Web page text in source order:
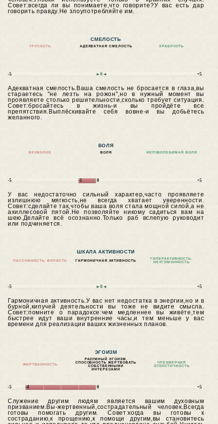
Совет:всегда ли вы понимаете,что говорите?У вас есть дар
говорить правду.Не злоупотребляйте им.
СМЕЛОСТЬ
ТРУСОСТЬ АДЕКВАТНАЯ СМЕЛОСТЬ ХРАБРОСТЬ
-5 ►0◄ +5
Адекватная смелость.Ваша смелость не бросается в глаза,вы
стараетесь "не лезть на рожон",но в нужный момент вы
проявляете столько решительности,сколько требует ситуация.
Совет:бросайтесь в жизнь-и вы пройдёте все
препятствия.Выплёскивайте себя вовне-и вы добьётесь
желанного.
ВОЛЯ
БЕЗВОЛИЕ ВОЛЯ НЕПОКОЛЕБИМАЯ ВОЛЯ
-5 -1 0 +5
У вас недостаточно сильный характер,часто проявляете
излишнюю мягкость,не всегда хватает уверенности.
Совет:сделайте так,чтобы ваша воля стала мощной силой,а не
ахиллесовой пятой.Не позволяйте никому садиться вам на
шею.Делайте всё осознанно.Только раб вслепую руководит
или подчиняется.
ШКАЛА АКТИВНОСТИ
ПАССИВНОСТЬ, ВЯЛОСТЬ ГАРМОНИЧНАЯ АКТИВНОСТЬ
ГИПЕРАКТИВНОСТЬ,
НЕУГОМОННОСТЬ
-5 ►0◄ +5
Гармоничная активность.У вас нет недостатка в энергии,но и в
бурной,кипучей деятельности вы тоже не видите смысла.
Совет:помните о парадоксе:чем медленнее вы живёте,тем
быстрее идут ваши внутренние часы,и тем меньше у вас
времени для реализации ваших жизненных планов.
ЭГОИЗМ
ЖЕРТВЕННОСТЬ
РАЗУМНЫЙ ЭГОИЗМ,
СПОСОБНОСТЬ ЖЕРТВОВАТЬ
СОБСТВЕННЫМИ
ИНТЕРЕСАМИ
ЧРЕЗМЕРНАЯ
ЭГОИСТИЧНОСТЬ
-5 -4 0 +5
Служение другим людям является вашим духовным
призванием.Вы-жертвенный,сострадательный человек.Всегда
готовы помогать другим.Совет:когда вы готовы к
состраданию,к прощению,к помощи другим,вы становитесь